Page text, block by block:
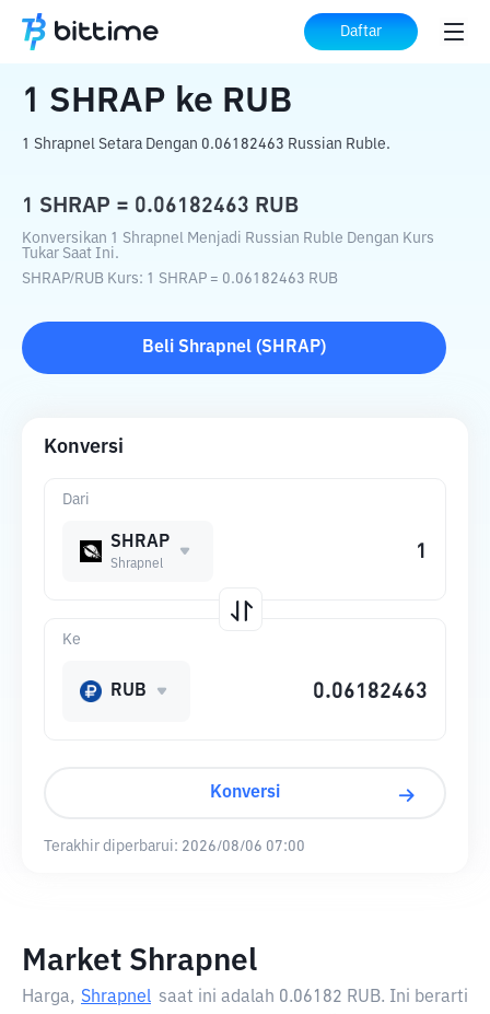
Daftar
Beranda Konverter Kripto SHRAP RUB
1 SHRAP ke RUB
1 Shrapnel Setara Dengan 0.06182463 Russian Ruble.
1 SHRAP = 0.06182463 RUB
Konversikan 1 Shrapnel Menjadi Russian Ruble Dengan Kurs
Tukar Saat Ini.
SHRAP/RUB Kurs: 1 SHRAP = 0.06182463 RUB
Beli Shrapnel (SHRAP)
Konversi
Dari
SHRAP
Shrapnel
Ke
RUB
Konversi
Terakhir diperbarui: 2026/08/06 07:00
Market Shrapnel
Harga, Shrapnel saat ini adalah 0.06182 RUB. Ini berarti